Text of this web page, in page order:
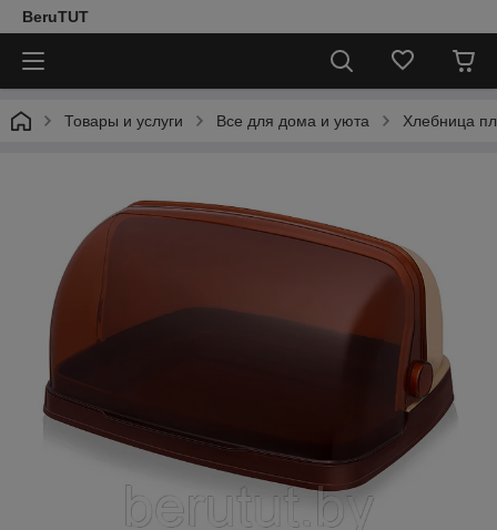
BeruTUT
Товары и услуги Все для дома и уюта Хлебница